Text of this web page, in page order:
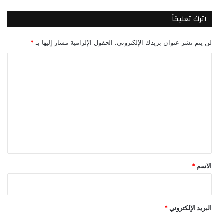
اترك تعليقاً
لن يتم نشر عنوان بريدك الإلكتروني. الحقول الإلزامية مشار إليها بـ *
*
الاسم *
البريد الإلكتروني *